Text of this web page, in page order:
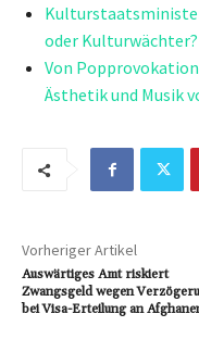
oder Kulturwächter?
Von
Ästhetik und Musik
Vorheriger Artikel
Auswärtiges Amt riskiert
Zwangsgeld wegen
bei Visa-Erteilung an